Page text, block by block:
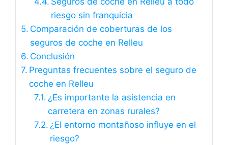
riesgo sin franquicia
Comparación de coberturas de los
seguros de coche en Relleu
Conclusión
Preguntas frecuentes sobre el seguro de
coche en Relleu
¿Es importante la asistencia en
carretera en zonas rurales?
¿El entorno montañoso influye en el
riesgo?